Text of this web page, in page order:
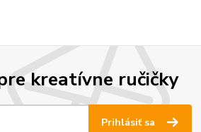
kreatívne ručičky
Prihlásiť sa